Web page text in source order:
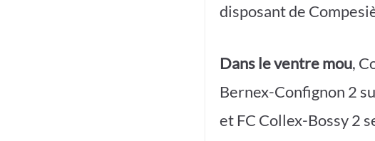
disposant de
Dans le ventre mou,
Bernex-Confignon 2
et FC Collex-Bossy 2